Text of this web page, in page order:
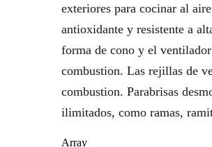
exteriores para cocinar al
antioxidante y resistente a
forma de cono y el
combustion. Las rejillas de
combustion. Parabrisas
ilimitados, como ramas,
Array